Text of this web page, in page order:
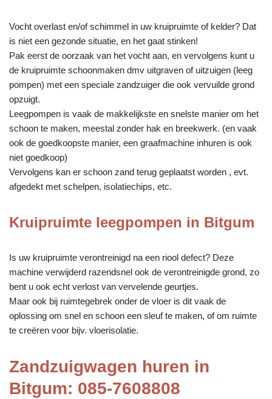
Vocht overlast en/of schimmel in uw kruipruimte of kelder? Dat
is niet een gezonde situatie, en het gaat stinken!
Pak eerst de oorzaak van het vocht aan, en vervolgens kunt u
de kruipruimte schoonmaken dmv uitgraven of uitzuigen (leeg
pompen) met een speciale zandzuiger die ook vervuilde grond
opzuigt.
Leegpompen is vaak de makkelijkste en snelste manier om het
schoon te maken, meestal zonder hak en breekwerk. (en vaak
ook de goedkoopste manier, een graafmachine inhuren is ook
niet goedkoop)
Vervolgens kan er schoon zand terug geplaatst worden , evt.
afgedekt met schelpen, isolatiechips, etc.
Kruipruimte leegpompen in Bitgum
Is uw kruipruimte verontreinigd na een riool defect? Deze
machine verwijderd razendsnel ook de verontreinigde grond, zo
bent u ook echt verlost van vervelende geurtjes.
Maar ook bij ruimtegebrek onder de vloer is dit vaak de
oplossing om snel en schoon een sleuf te maken, of om ruimte
te creëren voor bijv. vloerisolatie.
Zandzuigwagen huren in
Bitgum: 085-7608808